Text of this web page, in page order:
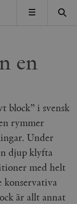
MENY
en
block” i svensk
rymmer
Under
djup klyfta
med helt
konservativa
är allt annat